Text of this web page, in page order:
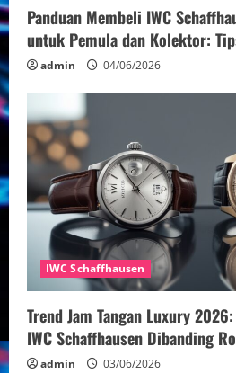
i
n
g
Panduan Membeli IWC
untuk Pemula dan Kolektor:
admin 04/06/2026
IWC Schaffhausen
Trend Jam Tangan Luxury
IWC Schaffhausen Dibanding
admin 03/06/2026